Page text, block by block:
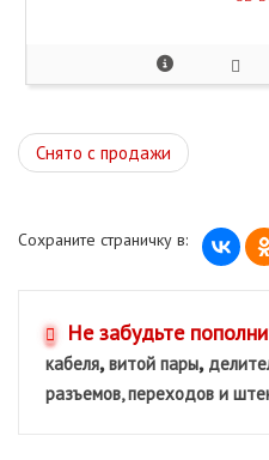
Снято с продажи
Сохраните страничку в:
Не забудьте
кабеля,витой пары,
разъемов, переходов и